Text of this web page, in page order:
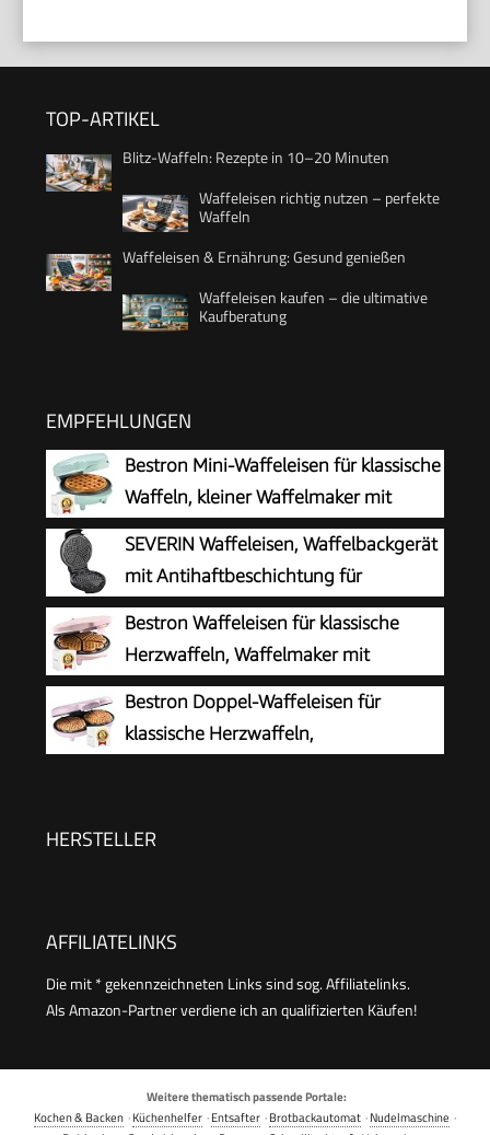
TOP-ARTIKEL
Blitz-Waffeln: Rezepte in 10–20 Minuten
Waffeleisen richtig nutzen – perfekte
Waffeln
Waffeleisen & Ernährung: Gesund genießen
Waffeleisen kaufen – die ultimative
Kaufberatung
EMPFEHLUNGEN
Bestron Mini-Waffeleisen für klassische
Waffeln, kleiner Waffelmaker mit
Antihaftbeschichtung, für
Kindergeburtstage, Familienfeiern, Ostern oder
Weihnachten, Retro Design, 550 Watt, Farbe:
Mint único
SEVERIN Waffeleisen, Waffelbackgerät
mit Antihaftbeschichtung für
klassische Herzwaffeln, platzsparend
und praktisch, ca. 1.300 W Leistung,
schwarz/Edelstal, WA 2103
Bestron Waffeleisen für klassische
Herzwaffeln, Waffelmaker mit
Antihaftbeschichtung für Waffeln in
Herzform, Retro Design, inklusive
Rezeptvorschläge, 700 Watt, Farbe: Rosa
Bestron Doppel-Waffeleisen für
klassische Herzwaffeln,
Kindergeburtstage, Ostern & Weihnachten,
HERSTELLER
AFFILIATELINKS
Die mit * gekennzeichneten Links sind sog. Affiliatelinks.
Als Amazon-Partner verdiene ich an qualifizierten Käufen!
Weitere thematisch passende Portale:
Kochen & Backen ·Küchenhelfer ·Entsafter ·Brotbackautomat ·Nudelmaschine ·